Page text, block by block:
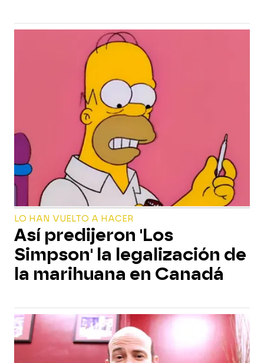
LO HAN VUELTO A HACER
Así predijeron 'Los
Simpson' la legalización de
la marihuana en Canadá